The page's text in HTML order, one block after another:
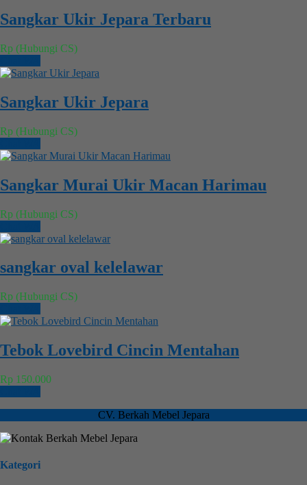
Sangkar Ukir Jepara Terbaru
Rp (Hubungi CS)
Sangkar Ukir Jepara
Rp (Hubungi CS)
Sangkar Murai Ukir Macan Harimau
Rp (Hubungi CS)
sangkar oval kelelawar
Rp (Hubungi CS)
Tebok Lovebird Cincin Mentahan
Rp 150.000
CV. Berkah Mebel Jepara
Kategori